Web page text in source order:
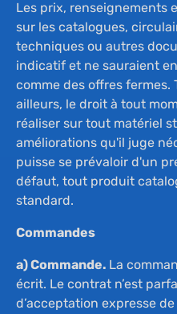
Les prix, renseignements
sur les catalogues,
techniques ou autres
indicatif et ne sauraient
comme des offres fermes.
ailleurs, le droit à tout
réaliser sur tout matériel
améliorations qu'il juge
puisse se prévaloir d'un
défaut, tout produit
standard.
Commandes
a) Commande. La
écrit. Le contrat n’est
d’acceptation expresse